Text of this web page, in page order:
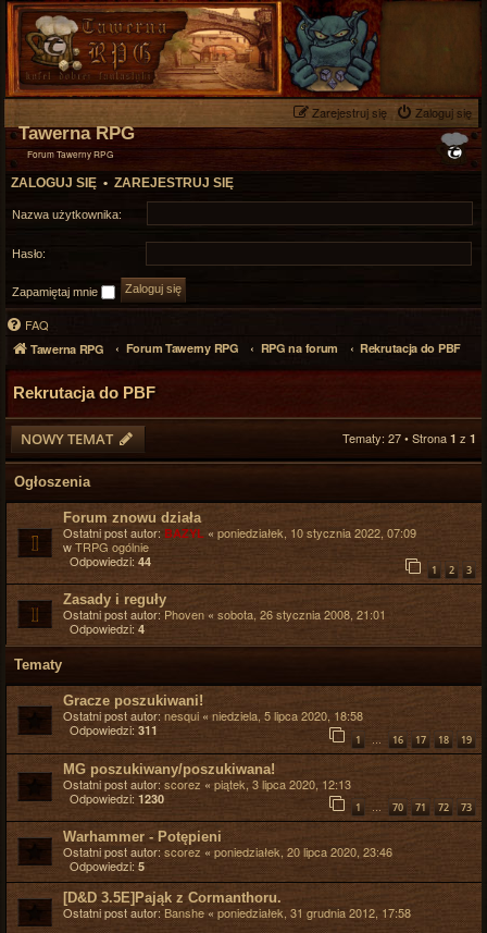
Zaloguj się
Zarejestruj się
Tawerna RPG
Forum Tawerny RPG
ZALOGUJ SIĘ • ZAREJESTRUJ SIĘ
Nazwa użytkownika:
Hasło:
Zapamiętaj mnie
FAQ
Tawerna RPG Forum Tawerny RPG RPG na forum Rekrutacja do PBF
Rekrutacja do PBF
NOWY TEMAT Tematy: 27 • Strona 1 z 1
Ogłoszenia
Forum znowu działa
Ostatni post autor: BAZYL « poniedziałek, 10 stycznia 2022, 07:09
wTRPG ogólnie
Odpowiedzi: 44
1 2 3
Zasady i reguły
Ostatni post autor: Phoven « sobota, 26 stycznia 2008, 21:01
Odpowiedzi: 4
Tematy
Gracze poszukiwani!
Ostatni post autor: nesqui « niedziela, 5 lipca 2020, 18:58
Odpowiedzi: 311
1 16 17 18 19
MG poszukiwany/poszukiwana!
Ostatni post autor: scorez « piątek, 3 lipca 2020, 12:13
Odpowiedzi: 1230
1 … 70 71 72 73
Warhammer - Potępieni
Ostatni post autor: scorez « poniedziałek, 20 lipca 2020, 23:46
Odpowiedzi: 5
[D&D 3.5E]Pająk z Cormanthoru.
Ostatni post autor: Banshe « poniedziałek, 31 grudnia 2012, 17:58